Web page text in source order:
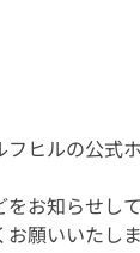
フヒルの公式
お知らせし
願いいたしま